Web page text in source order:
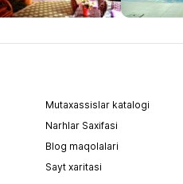
Mutaxassislar katalogi
Narhlar Saxifasi
Blog maqolalari
Sayt xaritasi